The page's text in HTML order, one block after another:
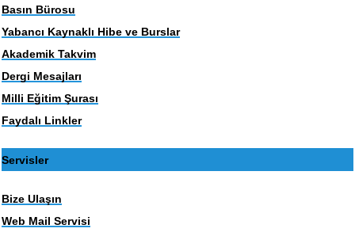
Basın Bürosu
Yabancı Kaynaklı Hibe ve Burslar
Akademik Takvim
Dergi Mesajları
Milli Eğitim Şurası
Faydalı Linkler
Servisler
Bize Ulaşın
Web Mail Servisi